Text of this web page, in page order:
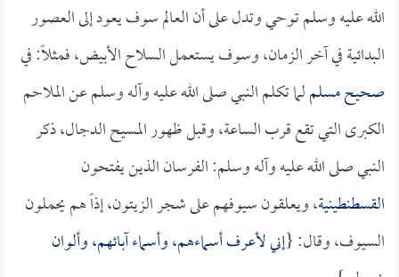
الله عليه وسلم توحي وتدل على أن العالم سوف يعود إلى العصور
البدائية في آخر الزمان، وسوف يستعمل السلاح الأبيض، فمثلاً: في
صحيح مسلملما تكلم النبي صلى الله عليه وآله وسلم عن الملاحم
الكبرى التي تقع قرب الساعة، وقبل ظهور المسيح الدجال، ذكر
النبي صلى الله عليه وآله وسلم: الفرسان الذين يفتحون
القسطنطينية، ويعلقون سيوفهم على شجر الزيتون، إذاً هم يحملون
السيوف، وقال: {إني لأعرف أسماءهم، وأسماء آبائهم، وألوان